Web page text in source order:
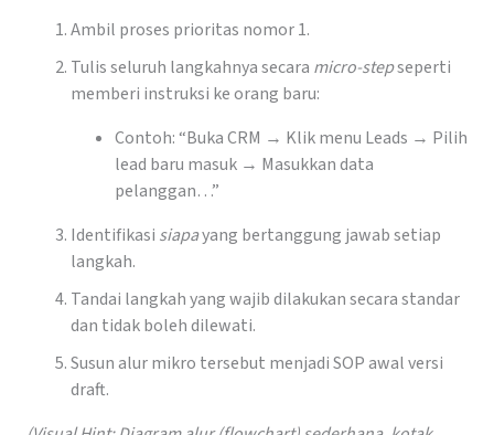
Ambil proses prioritas nomor 1.
Tulis seluruh langkahnya secara micro-stepseperti
memberi instruksi ke orang baru:
Contoh: “Buka CRM → Klik menu Leads → Pilih
lead baru masuk → Masukkan data
pelanggan…”
Identifikasi siapayang bertanggung jawab setiap
langkah.
Tandai langkah yang wajib dilakukan secara standar
dan tidak boleh dilewati.
Susun alur mikro tersebut menjadi SOP awal versi
draft.